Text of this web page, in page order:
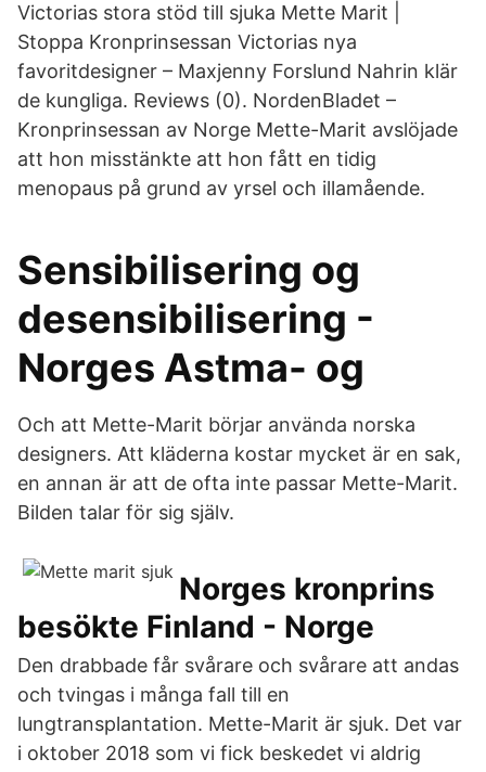
Victorias stora stöd till sjuka Mette Marit |
Stoppa Kronprinsessan Victorias nya
favoritdesigner – Maxjenny Forslund Nahrin klär
de kungliga. Reviews (0). NordenBladet –
Kronprinsessan av Norge Mette-Marit avslöjade
att hon misstänkte att hon fått en tidig
menopaus på grund av yrsel och illamående.
Sensibilisering og
desensibilisering -
Norges Astma- og
Och att Mette-Marit börjar använda norska
designers. Att kläderna kostar mycket är en sak,
en annan är att de ofta inte passar Mette-Marit.
Bilden talar för sig själv.
Norges kronprins
besökte Finland - Norge
Den drabbade får svårare och svårare att andas
och tvingas i många fall till en
lungtransplantation. Mette-Marit är sjuk. Det var
i oktober 2018 som vi fick beskedet vi aldrig